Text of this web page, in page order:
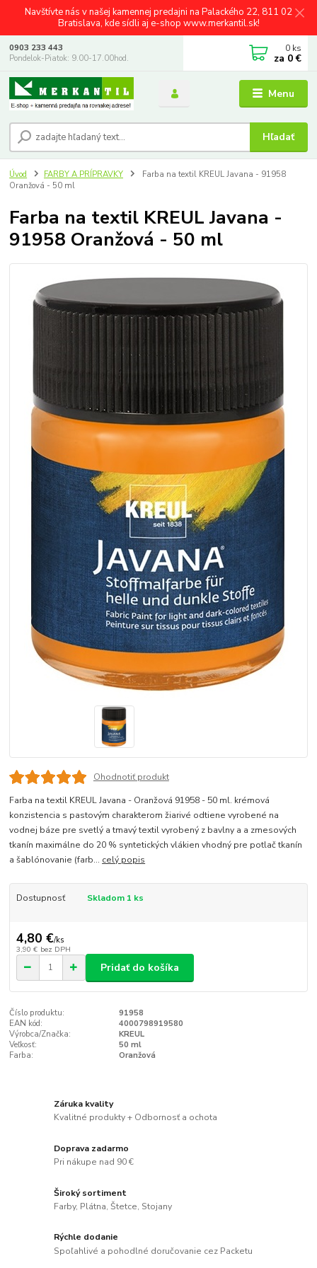
Navštívte nás v našej kamennej predajni na Palackého 22, 811 02
Bratislava, kde sídli aj e-shop www.merkantil.sk!
Menu
Hľadať
0903 233 443
Pondelok-Piatok: 9.00-17.00hod.
0 ks
za 0 €
Úvod FARBY A PRÍPRAVKY
Farba na textil KREUL Javana - 91958
Oranžová - 50 ml
Farba na textil KREUL Javana -
91958 Oranžová - 50 ml
Ohodnotiť produkt
Farba na textil KREUL Javana - Oranžová 91958 - 50 ml. krémová
konzistencia s pastovým charakterom žiarivé odtiene vyrobené na
vodnej báze pre svetlý a tmavý textil vyrobený z bavlny a a zmesových
tkanín maximálne do 20 % syntetických vlákien vhodný pre potlač tkanín
a šablónovanie (farb... celý popis
Dostupnosť Skladom 1 ks
4,80 €/ks
3,90 € bez DPH
Pridať do košíka
Číslo produktu:
91958
EAN kód:
4000798919580
Výrobca/Značka:
KREUL
Veľkosť:
50 ml
Farba:
Oranžová
Záruka kvality
Kvalitné produkty + Odbornosť a ochota
Doprava zadarmo
Pri nákupe nad 90 €
Široký sortiment
Farby, Plátna, Štetce, Stojany
Rýchle dodanie
Spoľahlivé a pohodlné doručovanie cez Packetu